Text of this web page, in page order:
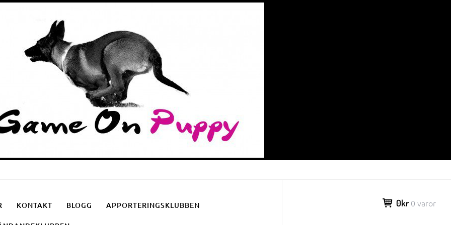
KONTAKT BLOGG APPORTERINGSKLUBBEN 0kr 0 varor